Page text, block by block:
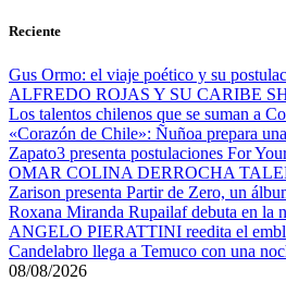
Reciente
Gus Ormo: el viaje poético y su
ALFREDO ROJAS Y SU CARIBE
Los talentos chilenos que se suman a
«Corazón de Chile»: Ñuñoa prepara
Zapato3 presenta postulaciones For
OMAR COLINA DERROCHA
Zarison presenta Partir de Zero, un
Roxana Miranda Rupailaf debuta en la
ANGELO PIERATTINI reedita el
Candelabro llega a Temuco con una
08/08/2026